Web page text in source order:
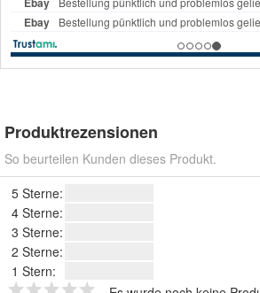
Produktrezensionen
So beurteilen Kunden dieses Produkt.
5 Sterne:
4 Sterne:
3 Sterne:
2 Sterne:
1 Stern: